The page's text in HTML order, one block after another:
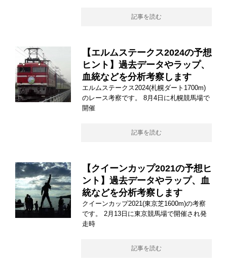
記事を読む
【エルムステークス2024の予想
ヒント】過去データやラップ、
血統などを分析考察します
エルムステークス2024(札幌ダート1700m)
のレース考察です。 8月4日に札幌競馬場で
開催
記事を読む
【クイーンカップ2021の予想ヒ
ント】過去データやラップ、血
統などを分析考察します
クイーンカップ2021(東京芝1600m)の考察
です。 2月13日に東京競馬場で開催され発
走時
記事を読む